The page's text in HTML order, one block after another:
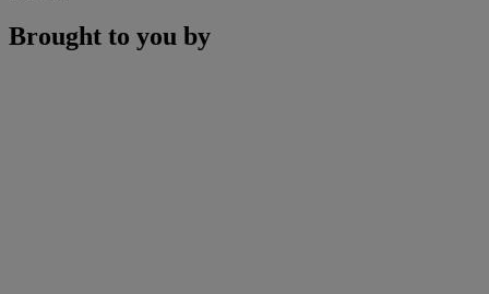
Brought to you by